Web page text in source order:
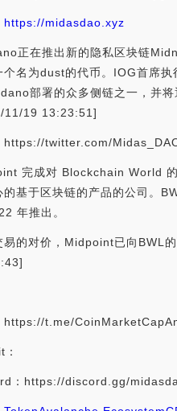
https://midasdao.xyz
正在推出新的隐私区块链
个名为dust的代币。IOG首席
部署的众多侧链之一，并
11/19 13:23:51]
https://twitter.com/
完成对 Blockchain World
的基于区块链的产品的公司。
年推出。
易的对价，Midpoint已向BWL
https://t.me/
：https://discord.gg/